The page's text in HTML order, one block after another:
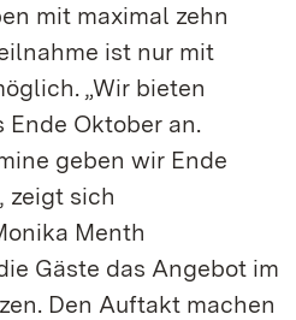
mit maximal zehn
ist nur mit
„Wir bieten
Ende Oktober an.
geben wir Ende
zeigt sich
Menth
Gäste das Angebot im
Den Auftakt machen